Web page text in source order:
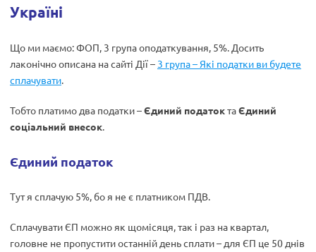
Україні
Що ми маємо: ФОП, 3 група оподаткування, 5%. Досить
лаконічно описана на сайті Дії – 3 група – Які податки ви будете
сплачувати.
Тобто платимо два податки –Єдиний податоктаЄдиний
соціальний внесок.
Єдиний податок
Тут я сплачую 5%, бо я не є платником ПДВ.
Сплачувати ЄП можно як щомісяця, так і раз на квартал,
головне не пропустити останній день сплати – для ЄП це 50 днів